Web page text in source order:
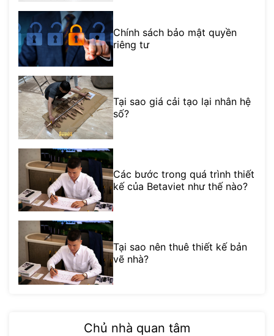
Chính sách bảo mật quyền
riêng tư
Tại sao giá cải tạo lại nhân hệ
số?
Các bước trong quá trình thiết
kế của Betaviet như thế nào?
Tại sao nên thuê thiết kế bản
vẽ nhà?
Chủ nhà quan tâm